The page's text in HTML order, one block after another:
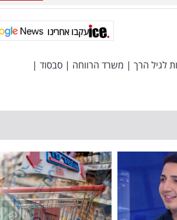
עקבו אחרינו
לגיל הרך | משרד הרווחה | סבסוד |